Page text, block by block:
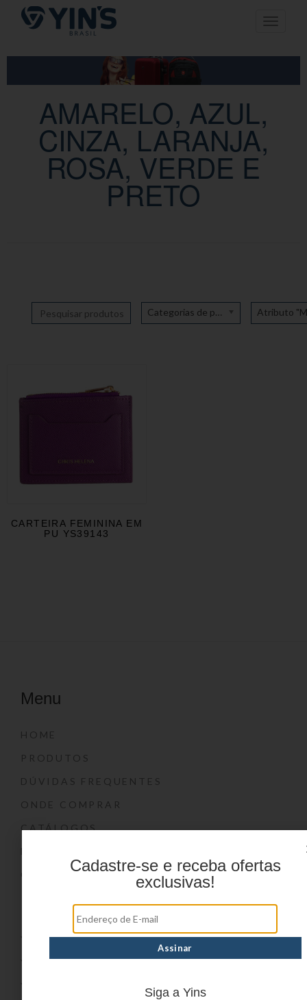
Pular
para
conteúdo
Toggle
AMARELO, AZUL,
CINZA, LARANJA,
ROSA, VERDE E
PRETO
Categorias de produto
CARTEIRA FEMININA EM
PU YS39143
Menu
HOME
PRODUTOS
DÚVIDAS FREQUENTES
ONDE COMPRAR
CATÁLOGOS
CONTATO
Marcas
YIN’S
YIN’S PAPER
Cadastre-se e receba ofertas
exclusivas!
Siga a Yins